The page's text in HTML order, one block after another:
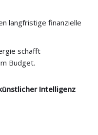
langfristige finanzielle
schafft
Budget.
Intelligenz